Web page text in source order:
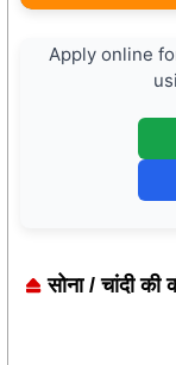
Apply online
सोना / चांदी की